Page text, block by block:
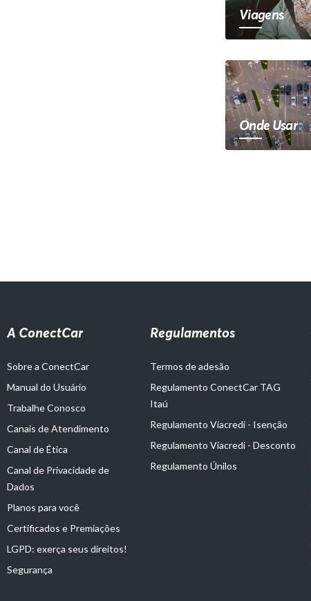
Viagens
Onde Usar
A ConectCar
Sobre a ConectCar
Manual do Usuário
Trabalhe Conosco
Canais de Atendimento
Canal de Ética
Canal de Privacidade de
Dados
Planos para você
Certificados e Premiações
LGPD: exerça seus direitos!
Segurança
Regulamentos
Termos de adesão
Regulamento ConectCar TAG
Itaú
Regulamento Viacredi - Isenção
Regulamento Viacredi - Desconto
Regulamento Únilos